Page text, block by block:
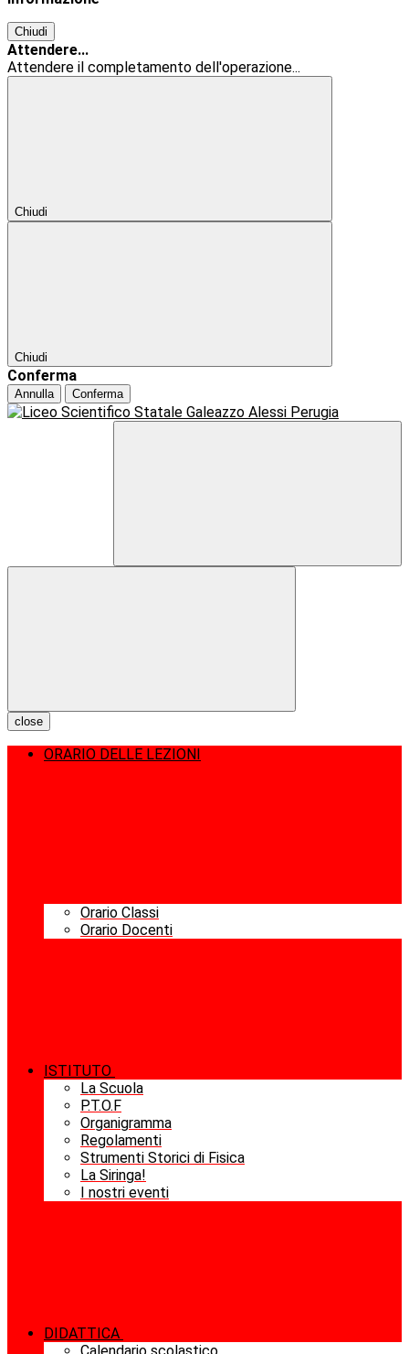
Chiudi
Attendere...
Attendere il completamento dell'operazione...
Chiudi
Chiudi
Conferma
Annulla Conferma
close
ORARIO DELLE LEZIONI
Orario Classi
Orario Docenti
ISTITUTO
La Scuola
P.T.O.F
Organigramma
Regolamenti
Strumenti Storici di Fisica
La Siringa!
I nostri eventi
DIDATTICA